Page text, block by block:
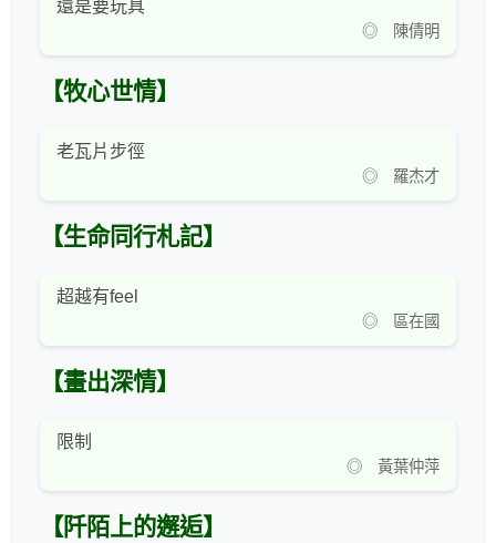
還是要玩具
◎ 陳倩明
【牧心世情】
老瓦片步徑
◎ 羅杰才
【生命同行札記】
超越有feel
◎ 區在國
【畫出深情】
限制
◎ 黃葉仲萍
【阡陌上的邂逅】